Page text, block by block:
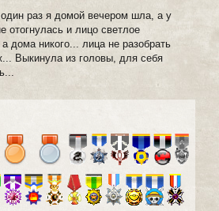
один раз я домой вечером шла, а у
отогнулась и лицо светлое
дома никого... лица не разобрать
Выкинула из головы, для себя